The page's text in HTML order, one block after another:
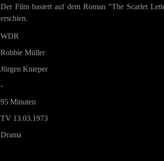
Der Film basiert auf dem Roman "The Scarlet
erschien.
WDR
Robbie Müller
Jürgen Knieper
-
95 Minuten
TV 13.03.1973
Drama